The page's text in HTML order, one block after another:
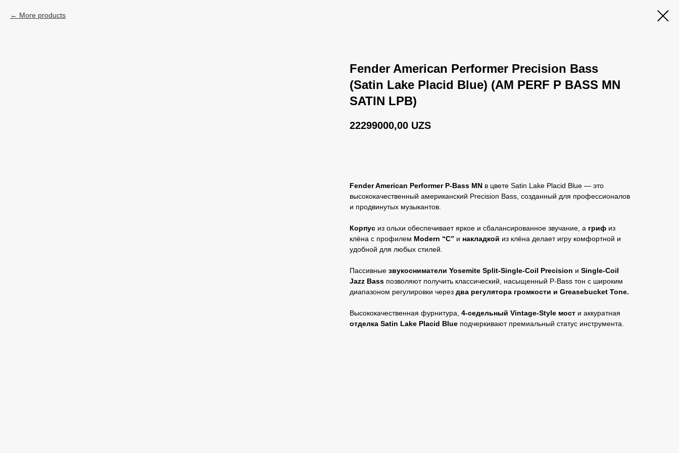
More products
Fender American Performer Precision Bass
(Satin Lake Placid Blue) (AM PERF P BASS MN
SATIN LPB)
22299000,00 UZS
Fender American Performer P‑Bass MN в цвете Satin Lake Placid Blue — это
высококачественный американский Precision Bass, созданный для профессионалов
и продвинутых музыкантов.
Корпус из ольхи обеспечивает яркое и сбалансированное звучание, а гриф из
клёна с профилем Modern “C” и накладкой из клёна делает игру комфортной и
удобной для любых стилей.
Пассивные звукосниматели Yosemite Split‑Single‑Coil Precision и Single‑Coil
Jazz Bass позволяют получить классический, насыщенный P‑Bass тон с широким
диапазоном регулировки через два регулятора громкости и Greasebucket Tone.
Высококачественная фурнитура, 4‑седельный Vintage‑Style мост и аккуратная
отделка Satin Lake Placid Blue подчеркивают премиальный статус инструмента.